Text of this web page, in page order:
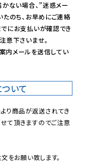
かない場合、”迷惑メー
たのち、お早めにご連絡
にお支払いが確認でき
意下さいませ。
内メールを送信してい
いて
り商品が返送されてき
て頂きますのでご注意